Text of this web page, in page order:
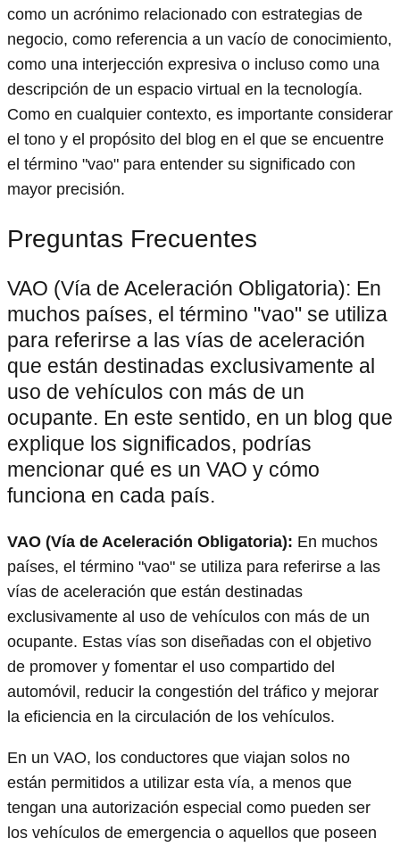
como un acrónimo relacionado con estrategias de
negocio, como referencia a un vacío de conocimiento,
como una interjección expresiva o incluso como una
descripción de un espacio virtual en la tecnología.
Como en cualquier contexto, es importante considerar
el tono y el propósito del blog en el que se encuentre
el término "vao" para entender su significado con
mayor precisión.
Preguntas Frecuentes
VAO (Vía de Aceleración Obligatoria): En
muchos países, el término "vao" se utiliza
para referirse a las vías de aceleración
que están destinadas exclusivamente al
uso de vehículos con más de un
ocupante. En este sentido, en un blog que
explique los significados, podrías
mencionar qué es un VAO y cómo
funciona en cada país.
VAO (Vía de Aceleración Obligatoria): En muchos
países, el término "vao" se utiliza para referirse a las
vías de aceleración que están destinadas
exclusivamente al uso de vehículos con más de un
ocupante. Estas vías son diseñadas con el objetivo
de promover y fomentar el uso compartido del
automóvil, reducir la congestión del tráfico y mejorar
la eficiencia en la circulación de los vehículos.
En un VAO, los conductores que viajan solos no
están permitidos a utilizar esta vía, a menos que
tengan una autorización especial como pueden ser
los vehículos de emergencia o aquellos que poseen